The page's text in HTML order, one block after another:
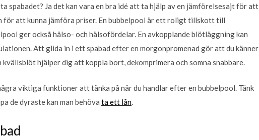
spabadet? Ja det kan vara en bra idé att ta hjälp av en jämförelsesajt för att
för att kunna jämföra priser. En bubbelpool är ett roligt tillskott till
ger också hälso- och hälsofördelar. En avkopplande blötläggning kan
Att glida in i ett spabad efter en morgonpromenad gör att du känner
hjälper dig att koppla bort, dekomprimera och somna snabbare.
viktiga funktioner att tänka på när du handlar efter en bubbelpool. Tänk
de dyraste kan man behöva ta ett lån